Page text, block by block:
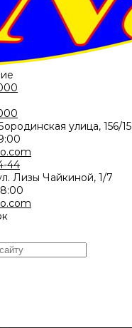
улица, 156/15
44
Лизы Чайкиной, 1/7